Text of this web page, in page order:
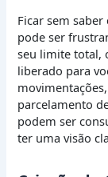
Ficar sem
pode ser
seu limite total,
liberado para
parcelamento
podem ser
ter uma visão